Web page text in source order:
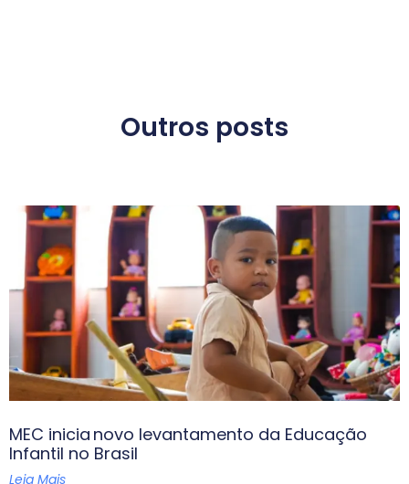
Outros posts
MEC inicia novo levantamento da Educação
Infantil no Brasil
Leia Mais